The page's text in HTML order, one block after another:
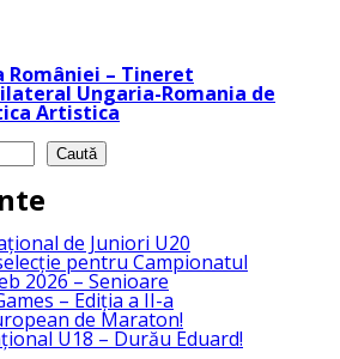
României – Tineret
Ungaria-Romania de
Artistica
Caută
de Juniori U20
pentru Campionatul
2026 – Senioare
– Ediția a II-a
de Maraton!
U18 – Durău Eduard!